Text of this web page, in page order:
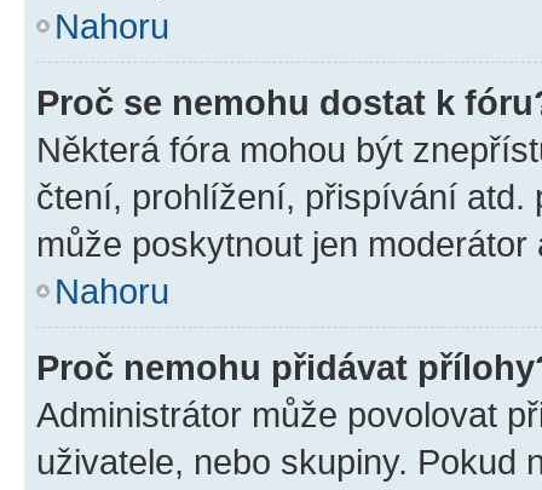
Nahoru
Proč se nemohu dostat k
Některá fóra mohou být
čtení, prohlížení, přispívání atd.
může poskytnout jen
Nahoru
Proč nemohu přidávat
Administrátor může povolovat
uživatele, nebo skupiny. Pokud